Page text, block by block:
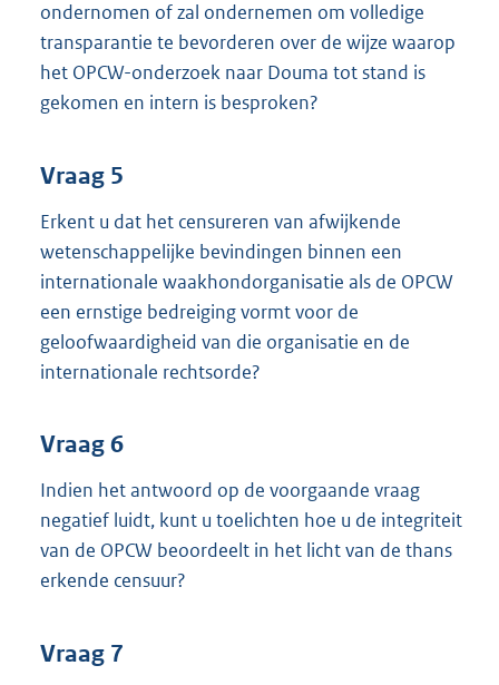
ondernomen of zal ondernemen om volledige
transparantie te bevorderen over de wijze waarop
het OPCW-onderzoek naar Douma tot stand is
gekomen en intern is besproken?
Vraag 5
Erkent u dat het censureren van afwijkende
wetenschappelijke bevindingen binnen een
internationale waakhondorganisatie als de OPCW
een ernstige bedreiging vormt voor de
geloofwaardigheid van die organisatie en de
internationale rechtsorde?
Vraag 6
Indien het antwoord op de voorgaande vraag
negatief luidt, kunt u toelichten hoe u de integriteit
van de OPCW beoordeelt in het licht van de thans
erkende censuur?
Vraag 7